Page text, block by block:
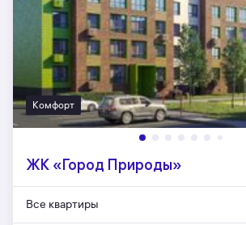
Комфорт
ЖК «Город Природы»
Все квартиры